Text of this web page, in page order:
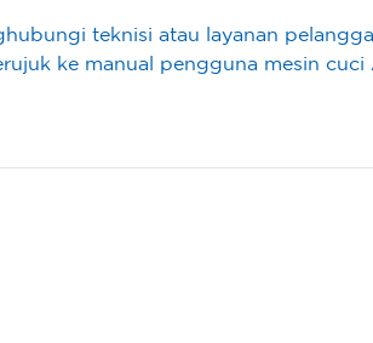
teknisi atau layanan
ke manual pengguna mesin cuci